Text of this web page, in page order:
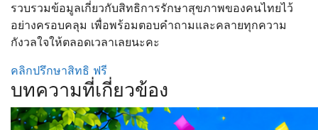
รวบรวมข้อมูลเกี่ยวกับสิทธิการรักษาสุขภาพของคนไทยไว้
อย่างครอบคลุม เพื่อพร้อมตอบคำถามและคลายทุกความ
กังวลใจให้ตลอดเวลาเลยนะคะ
คลิกปรึกษาสิทธิ ฟรี
บทความที่เกี่ยวข้อง